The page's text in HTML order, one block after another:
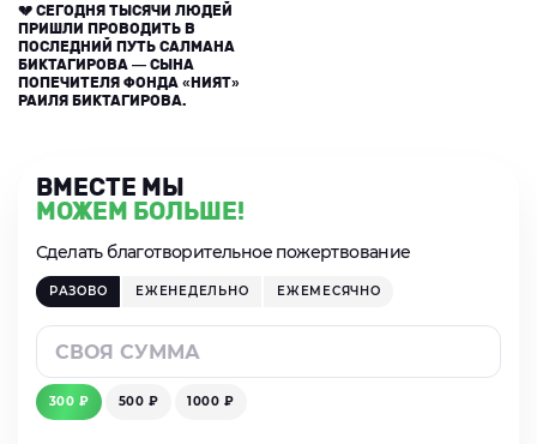
💔 СЕГОДНЯ ТЫСЯЧИ ЛЮДЕЙ
ПРИШЛИ ПРОВОДИТЬ В
ПОСЛЕДНИЙ ПУТЬ САЛМАНА
БИКТАГИРОВА — СЫНА
ПОПЕЧИТЕЛЯ ФОНДА «НИЯТ»
РАИЛЯ БИКТАГИРОВА.
ВМЕСТЕ МЫ
МОЖЕМ БОЛЬШЕ!
Сделать благотворительное пожертвование
РАЗОВО ЕЖЕНЕДЕЛЬНО ЕЖЕМЕСЯЧНО
300 ₽ 500 ₽ 1000 ₽